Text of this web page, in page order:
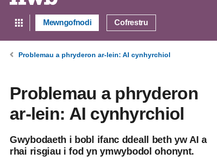
Mewngofnodi Cofrestru
Problemau a phryderon ar-lein: AI cynhyrchiol
Problemau a phryderon
ar-lein: AI cynhyrchiol
Gwybodaeth i bobl ifanc ddeall beth yw AI a
rhai risgiau i fod yn ymwybodol ohonynt.